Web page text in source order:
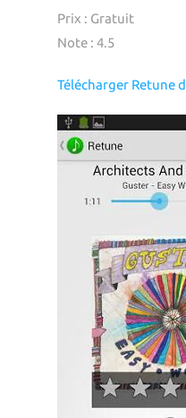
Prix : Gratuit
Note : 4.5
Télécharger Retune